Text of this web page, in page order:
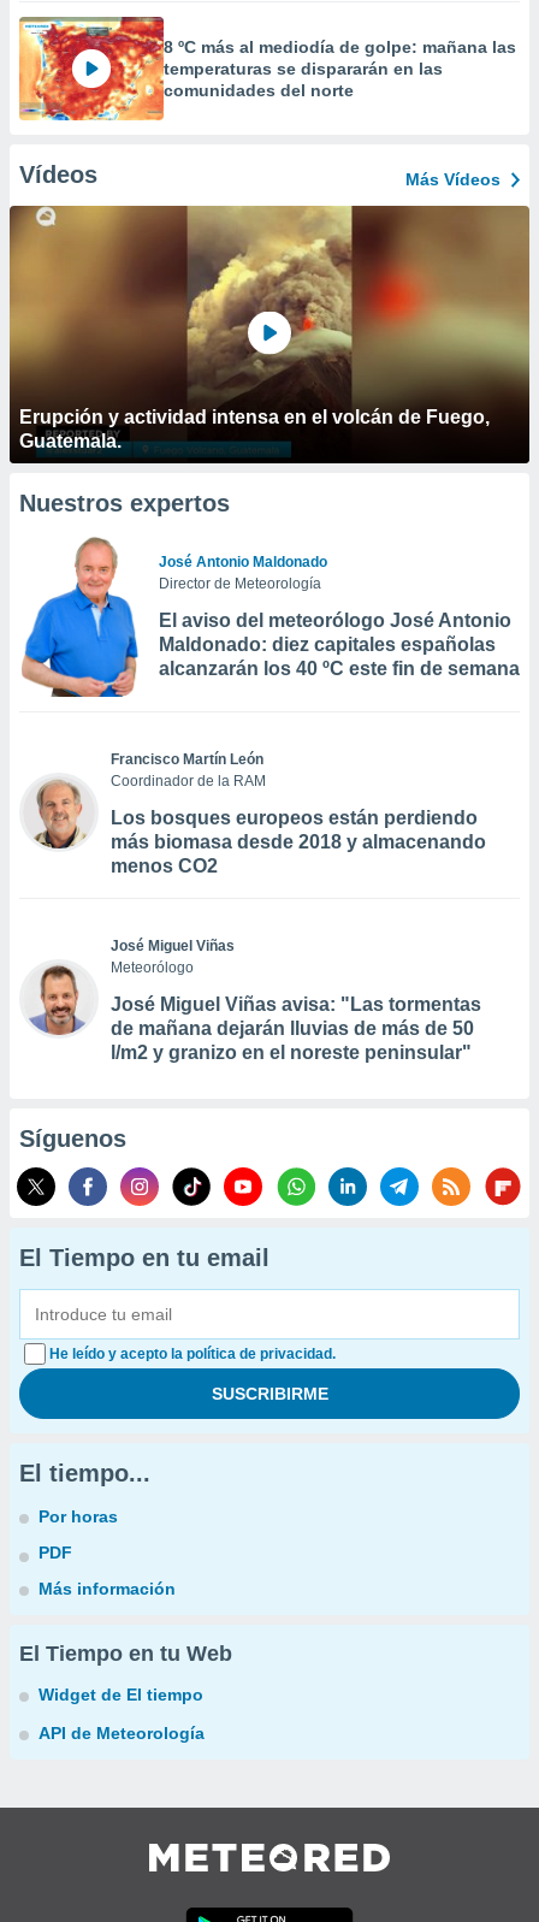
8 ºC más al mediodía de golpe: mañana las
temperaturas se dispararán en las
comunidades del norte
Vídeos Más Vídeos
Erupción y actividad intensa en el volcán de Fuego,
Guatemala.
Nuestros expertos
José Antonio Maldonado
Director de Meteorología
El aviso del meteorólogo José Antonio
Maldonado: diez capitales españolas
alcanzarán los 40 ºC este fin de semana
Francisco Martín León
Coordinador de la RAM
Los bosques europeos están perdiendo
más biomasa desde 2018 y almacenando
menos CO2
José Miguel Viñas
Meteorólogo
José Miguel Viñas avisa: "Las tormentas
de mañana dejarán lluvias de más de 50
l/m2 y granizo en el noreste peninsular"
Síguenos
El Tiempo en tu email
He leído y acepto la política de privacidad.
El tiempo...
Por horas
PDF
Más información
El Tiempo en tu Web
Widget de El tiempo
API de Meteorología